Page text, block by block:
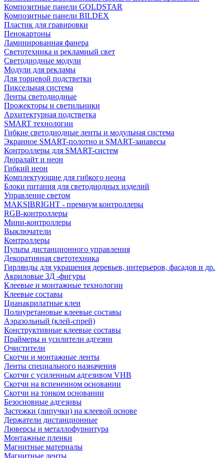
Композитные панели GOLDSTAR
Композитные панели BILDEX
Пластик для гравировки
Пенокартоны
Ламинированная фанера
Светотехника и рекламный свет
Светодиодные модули
Модули для рекламы
Для торцевой подстветки
Пиксельная система
Ленты светодиодные
Прожекторы и светильники
Архитектурная подстветка
SMART технологии
Гибкие светодиодные ленты и модульная система
Экранное SMART-полотно и SMART-занавесы
Контроллеры для SMART-систем
Дюралайт и неон
Гибкий неон
Комплектующие для гибкого неона
Блоки питания для светодиодных изделий
Управление светом
MAKSIBRIGHT - премиум контроллеры
RGB-контроллеры
Мини-контроллеры
Выключатели
Контроллеры
Пульты дистанционного управления
Декоративная светотехника
Гирлянды для украшения деревьев, интерьеров, фасадов и др.
Акриловые 3Д -фигуры
Клеевые и монтажные технологии
Клеевые составы
Цианакрилатные клеи
Полиуретановые клеевые составы
Аэразольный (клей-спрей)
Конструктивные клеевые составы
Праймеры и усилители адгезии
Очистители
Скотчи и монтажные ленты
Ленты специального назначения
Скотчи с усиленным адгезивом VHB
Скотчи на вспененном основании
Скотчи на тонком основании
Безосновные адгезивы
Застежки (липучки) на клеевой основе
Держатели дистанционные
Люверсы и металлофурнитура
Монтажные пленки
Магнитные материалы
Магнитные ленты